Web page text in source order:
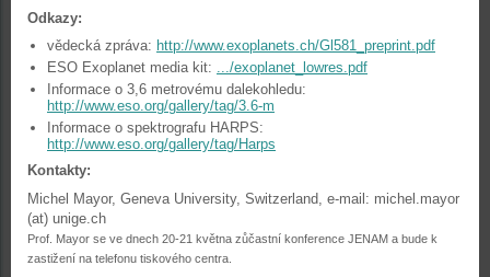
Odkazy:
vědecká zpráva: http://www.exoplanets.ch/Gl581_preprint.pdf
ESO Exoplanet media kit: .../exoplanet_lowres.pdf
Informace o 3,6 metrovému dalekohledu:
http://www.eso.org/gallery/tag/3.6-m
Informace o spektrografu HARPS:
http://www.eso.org/gallery/tag/Harps
Kontakty:
Michel Mayor, Geneva University, Switzerland, e-mail: michel.mayor
(at) unige.ch
Prof. Mayor se ve dnech 20-21 května zůčastní konference JENAM a bude k
zastižení na telefonu tiskového centra.